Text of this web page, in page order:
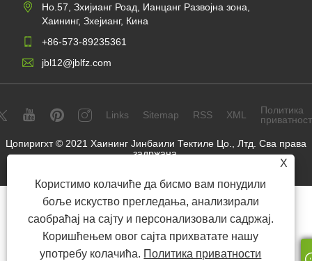
X
Користимо колачиће да бисмо вам понудили
боље искуство прегледања, анализирали
саобраћај на сајту и персонализовали садржај.
Коришћењем овог сајта прихватате нашу
употребу колачића. Политика приватности
Но.57, Зхијианг Роад, Ианцанг Развојна зона,
Хаининг, Зхејианг, Кина
+86-573-89235361
jbl12@jblfz.com
Links Sitemap RSS XML
Политика
Цопиригхт © 2021 Хаининг Јинбаили Тектиле Цо., Лтд. Сва права
задржана.